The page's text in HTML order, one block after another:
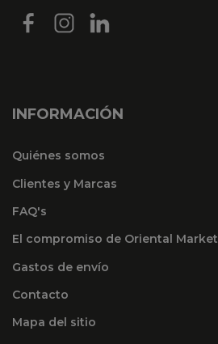
INFORMACIÓN
Quiénes somos
Clientes y Marcas
FAQ's
El compromiso de Oriental Market
Gastos de envío
Contacto
Mapa del sitio